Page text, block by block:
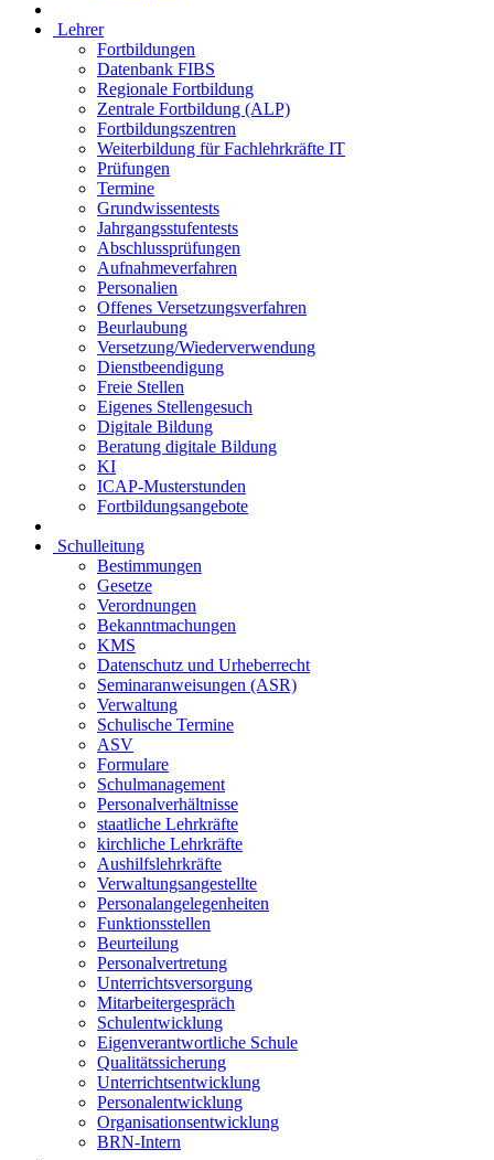
Lehrer
Fortbildungen
Datenbank FIBS
Regionale Fortbildung
Zentrale Fortbildung (ALP)
Fortbildungszentren
Weiterbildung für Fachlehrkräfte IT
Prüfungen
Termine
Grundwissentests
Jahrgangsstufentests
Abschlussprüfungen
Aufnahmeverfahren
Personalien
Offenes Versetzungsverfahren
Beurlaubung
Versetzung/Wiederverwendung
Dienstbeendigung
Freie Stellen
Eigenes Stellengesuch
Digitale Bildung
Beratung digitale Bildung
KI
ICAP-Musterstunden
Fortbildungsangebote
Schulleitung
Bestimmungen
Gesetze
Verordnungen
Bekanntmachungen
KMS
Datenschutz und Urheberrecht
Seminaranweisungen (ASR)
Verwaltung
Schulische Termine
ASV
Formulare
Schulmanagement
Personalverhältnisse
staatliche Lehrkräfte
kirchliche Lehrkräfte
Aushilfslehrkräfte
Verwaltungsangestellte
Personalangelegenheiten
Funktionsstellen
Beurteilung
Personalvertretung
Unterrichtsversorgung
Mitarbeitergespräch
Schulentwicklung
Eigenverantwortliche Schule
Qualitätssicherung
Unterrichtsentwicklung
Personalentwicklung
Organisationsentwicklung
BRN-Intern